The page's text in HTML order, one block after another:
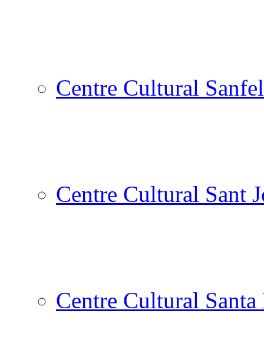
Centre Cultural
Centre Cultural Sant
Centre Cultural